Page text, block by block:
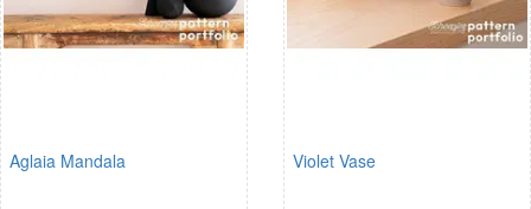
Aglaia Mandala Violet Vase